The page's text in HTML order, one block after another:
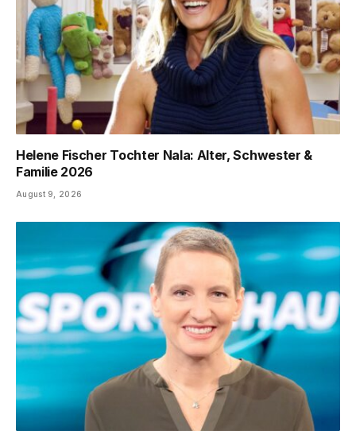
Helene Fischer Tochter Nala: Alter, Schwester &
Familie 2026
August 9, 2026